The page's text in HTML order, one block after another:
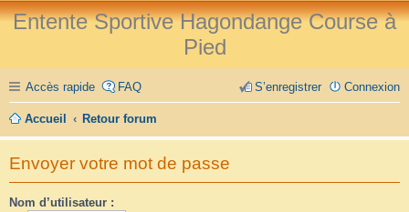
Entente Sportive Hagondange Course à
Pied
Accès rapide FAQ Connexion
S’enregistrer
Accueil Retour forum
Envoyer votre mot de passe
Nom d’utilisateur :